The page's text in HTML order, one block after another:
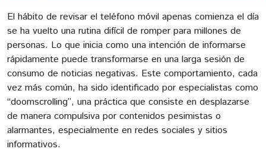
El hábito de revisar el teléfono móvil apenas comienza el día
se ha vuelto una rutina difícil de romper para millones de
personas. Lo que inicia como una intención de informarse
rápidamente puede transformarse en una larga sesión de
consumo de noticias negativas. Este comportamiento, cada
vez más común, ha sido identificado por especialistas como
“doomscrolling”, una práctica que consiste en desplazarse
de manera compulsiva por contenidos pesimistas o
alarmantes, especialmente en redes sociales y sitios
informativos.